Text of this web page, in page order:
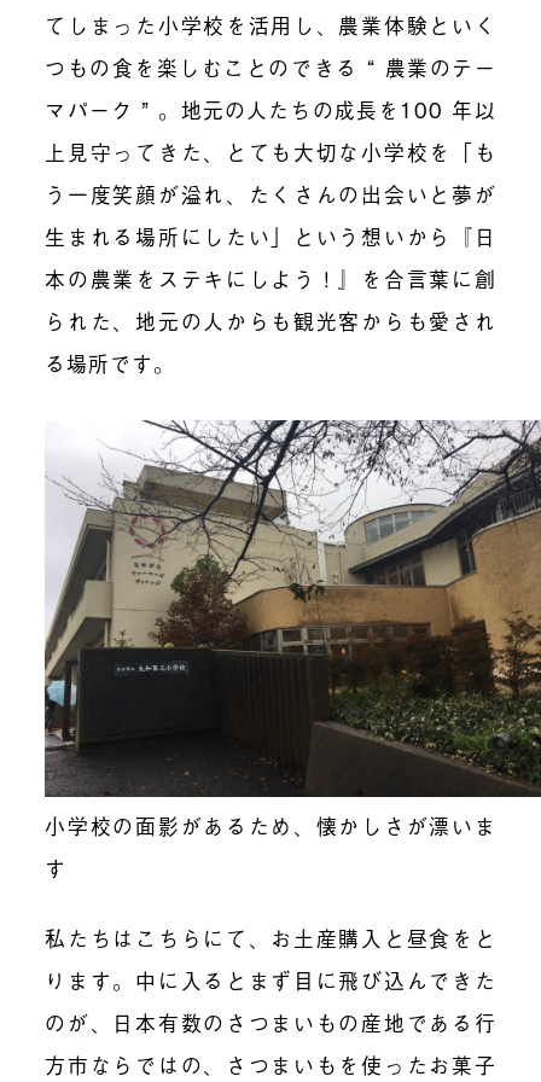
てしまった小学校を活用し、農業体験といく
つもの食を楽しむことのできる “ 農業のテー
マパーク ” 。地元の人たちの成長を100 年以
上見守ってきた、とても大切な小学校を「も
う一度笑顔が溢れ、たくさんの出会いと夢が
生まれる場所にしたい」という想いから『日
本の農業をステキにしよう！』を合言葉に創
られた、地元の人からも観光客からも愛され
る場所です。
小学校の面影があるため、懐かしさが漂いま
す
私たちはこちらにて、お土産購入と昼食をと
ります。中に入るとまず目に飛び込んできた
のが、日本有数のさつまいもの産地である行
方市ならではの、さつまいもを使ったお菓子